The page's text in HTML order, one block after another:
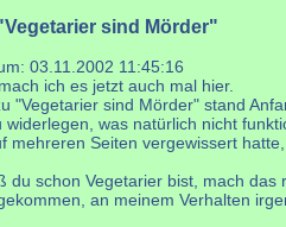
sind Mörder"
03.11.2002 11:45:16
ich es jetzt auch mal hier.
"Vegetarier sind Mörder" stand
widerlegen, was natürlich nicht
mehreren Seiten vergewissert
du schon Vegetarier bist, mach
an meinem Verhalten